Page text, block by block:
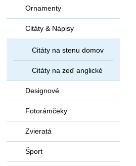
Ornamenty
Citáty & Nápisy
Citáty na stenu domov
Citáty na zeď anglické
Designové
Fotorámčeky
Zvieratá
Šport